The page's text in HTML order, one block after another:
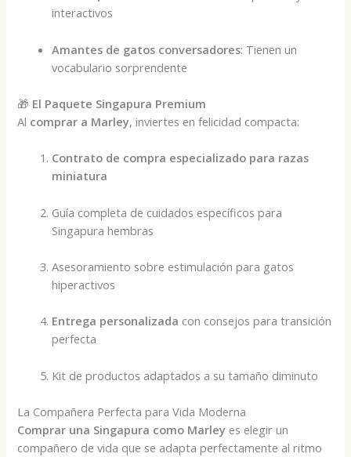
interactivos
Amantes de gatos conversadores: Tienen un
vocabulario sorprendente
🎁 El Paquete Singapura Premium
Al comprar a Marley, inviertes en felicidad compacta:
Contrato de compra especializado para razas
miniatura
Guía completa de cuidados específicos para
Singapura hembras
Asesoramiento sobre estimulación para gatos
hiperactivos
Entrega personalizada con consejos para transición
perfecta
Kit de productos adaptados a su tamaño diminuto
La Compañera Perfecta para Vida Moderna
Comprar una Singapura como Marley es elegir un
compañero de vida que se adapta perfectamente al ritmo